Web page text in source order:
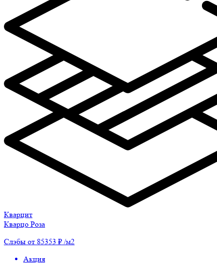
Кварцит
Кварцо Роза
Слэбы от 85353 ₽ /м2
Акция